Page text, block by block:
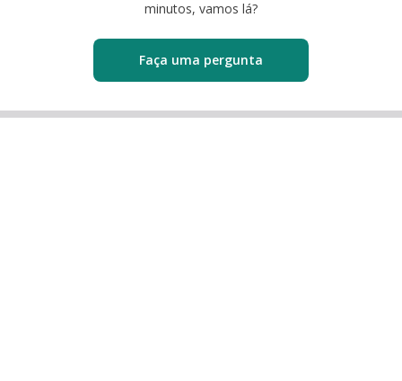
minutos, vamos lá?
Faça uma pergunta